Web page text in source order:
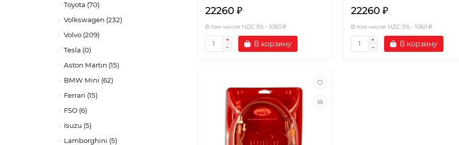
Toyota (70)
Volkswagen (232)
Volvo (209)
Tesla (0)
Aston Martin (15)
BMW Mini (62)
Ferrari (15)
FSO (6)
Isuzu (5)
Lamborghini (5)
22260 ₽
В том числе НДС 5% - 1060 ₽
В корзину
22260 ₽
В том числе НДС 5% - 1060 ₽
В корзину